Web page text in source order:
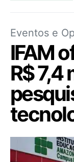
Eventos e
IFAM
R$ 7,4